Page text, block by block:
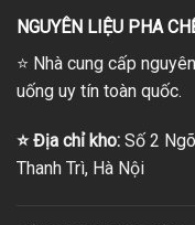
NGUYÊN LIỆU PHA
⭐ Nhà cung cấp
uống uy tín toàn quốc.
⭐Địa chỉ kho: Số 2
Thanh Trì, Hà Nội